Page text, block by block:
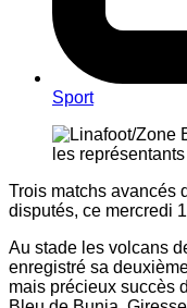
Sport
Trois matchs avancés
disputés, ce mercredi
Au stade les volcans
enregistré sa
mais précieux succès